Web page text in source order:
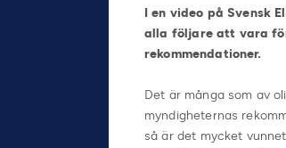
I en video på Svensk
alla följare att vara
rekommendationer.
Det är många som av
myndigheternas
så är det mycket